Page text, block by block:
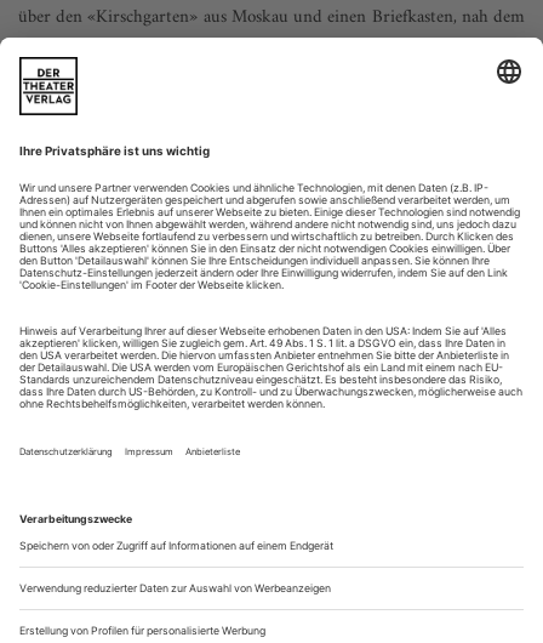
über den «Kirschgarten» aus Moskau und einen Briefkasten, nah dem
Pentagon
Stuttgart hat eine beneidenswerte Mitte, mit Neuem Schloss,
Landtag, Oper, Schauspielhaus, Württembergischem
Kunstverein und neuerdings dem Glaskubus des
Kunstmuseums, alles im oder am Schlosspark, mit flachem
See, viel Rasen, im Sommer dicht bevölkert. Während
«Theater der Welt» ist auch der See bevölkert, bestückt mit
einem Steg, auf dem Steg eine Bar,...
This is Tino Sehgal!
Theater im Krieg mit der Kunst? Tino Sehgals «lebende Skulpturen»
auf der 51. Biennale di Venezia im deutschen Pavillon
Objecthood» von 1967 stellt der Kunstkritiker Michael Fried
vernichtendes Zeugnis aus. Sie verrieten, so Fried, nicht nur
die Malerei und Skulptur, sondern die Kunst überhaupt ans
Theater. Ihre Objekte suchten nach Bühnenpräsenz. Statt
erfüllter Gegenwart...